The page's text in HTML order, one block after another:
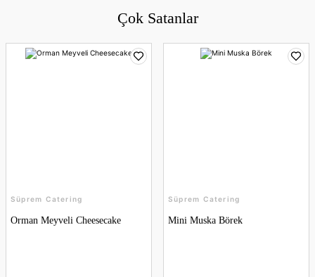
Ürün Bulunamadı.
Çok Satanlar
Süprem Catering
Orman Meyveli Cheesecake
Süprem Catering
Mini Muska Börek